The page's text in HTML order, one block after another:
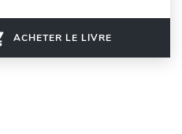
ACHETER LE LIVRE